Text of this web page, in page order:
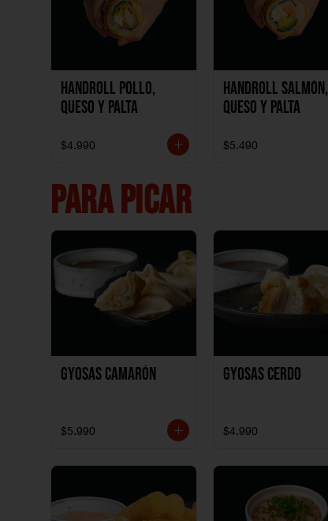
Handroll Pollo,
Queso y Palta
$4.990
Handroll Salmón,
Queso y Palta
$5.490
PARA PICAR
Gyosas Camarón
$5.990
Gyosas Cerdo
$4.990